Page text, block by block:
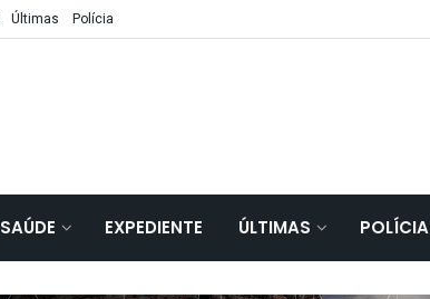
Últimas Polícia
SAÚDE EXPEDIENTE ÚLTIMAS POLÍCIA